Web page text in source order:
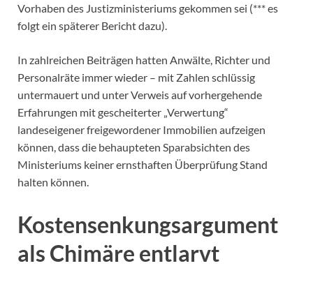
Vorhaben des Justizministeriums gekommen sei (*** es
folgt ein späterer Bericht dazu).
In zahlreichen Beiträgen hatten Anwälte, Richter und
Personalräte immer wieder – mit Zahlen schlüssig
untermauert und unter Verweis auf vorhergehende
Erfahrungen mit gescheiterter „Verwertung“
landeseigener freigewordener Immobilien aufzeigen
können, dass die behaupteten Sparabsichten des
Ministeriums keiner ernsthaften Überprüfung Stand
halten können.
Kostensenkungsargument
als Chimäre entlarvt